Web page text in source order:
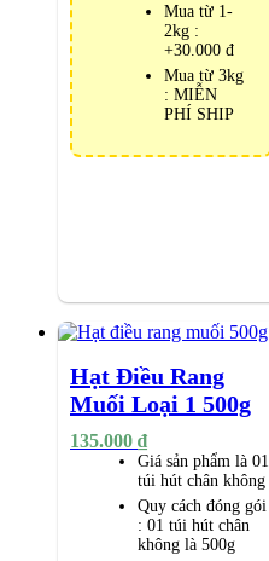
Mua từ 1-
2kg :
+30.000 đ
Mua từ 3kg
: MIỄN
PHÍ SHIP
Hạt Điều Rang
Muối Loại 1 500g
135.000 ₫
Giá sản phẩm là 01
túi hút chân không
Quy cách đóng gói
: 01 túi hút chân
không là 500g